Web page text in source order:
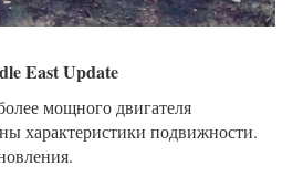
East Update
мощного двигателя
характеристики подвижности.